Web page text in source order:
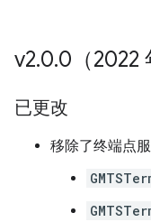
v2.0.0（2022
已更改
移除了终端点